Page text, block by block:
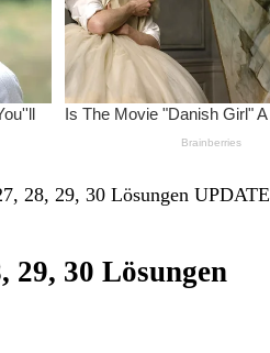
28, 29, 30 Lösungen UPDATE
29, 30 Lösungen